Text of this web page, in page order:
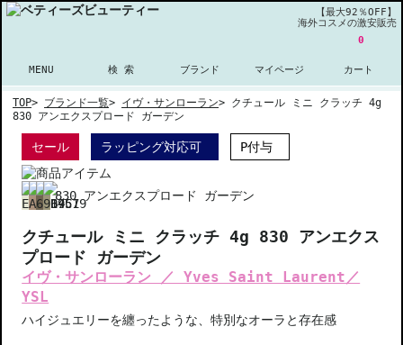
【最大92％OFF】
海外コスメの激安販売
MENU 検 索 ブランド マイページ
0
カート
TOP> ブランド一覧> イヴ・サンローラン> クチュール ミニ クラッチ 4g
830 アンエクスプロード ガーデン
セール ラッピング対応可 P付与
830 アンエクスプロード ガーデン
クチュール ミニ クラッチ 4g 830 アンエクス
プロード ガーデン
イヴ・サンローラン ／ Yves Saint Laurent／
YSL
ハイジュエリーを纏ったような、特別なオーラと存在感